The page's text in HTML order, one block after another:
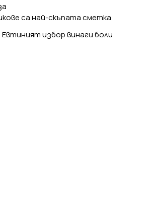
са най-скъпата сметка
Евтиният избор винаги боли